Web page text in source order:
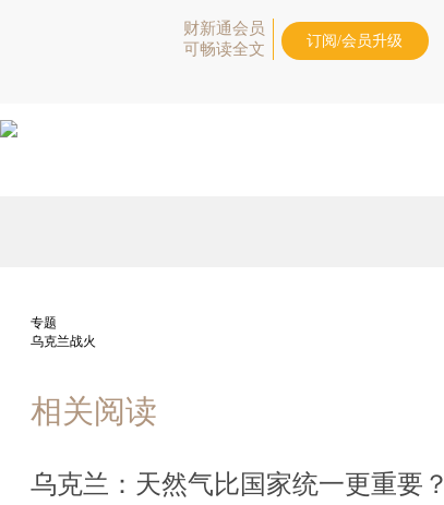
财新通会员
可畅读全文
订阅/会员升级
专题
乌克兰战火
相关阅读
乌克兰：天然气比国家统一更重要？